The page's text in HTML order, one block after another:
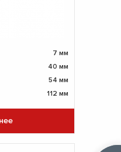
7 мм
40 мм
54 мм
112 мм